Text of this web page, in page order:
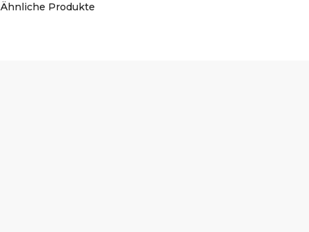
Ähnliche Produkte